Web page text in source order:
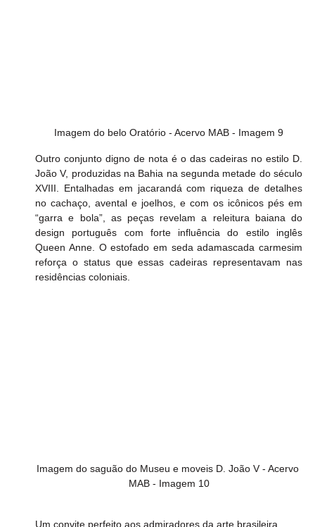
Imagem do belo Oratório - Acervo MAB - Imagem 9
Outro conjunto digno de nota é o das cadeiras no estilo D.
João V, produzidas na Bahia na segunda metade do século
XVIII. Entalhadas em jacarandá com riqueza de detalhes
no cachaço, avental e joelhos, e com os icônicos pés em
“garra e bola”, as peças revelam a releitura baiana do
design português com forte influência do estilo inglês
Queen Anne. O estofado em seda adamascada carmesim
reforça o status que essas cadeiras representavam nas
residências coloniais.
Imagem do saguão do Museu e moveis D. João V - Acervo
MAB - Imagem 10
Um convite perfeito aos admiradores da arte brasileira....